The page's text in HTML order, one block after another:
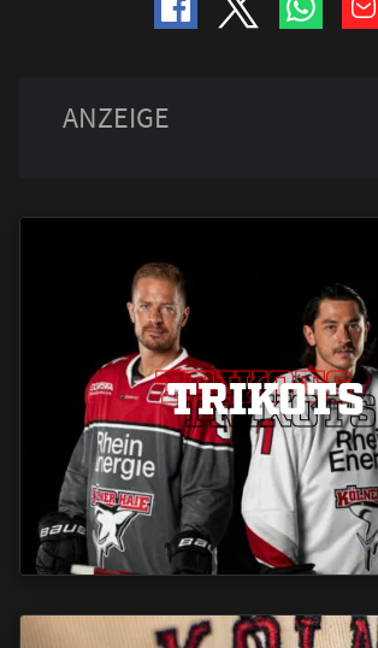
TRIKOTS
TRIKOTS
TRIKOTS